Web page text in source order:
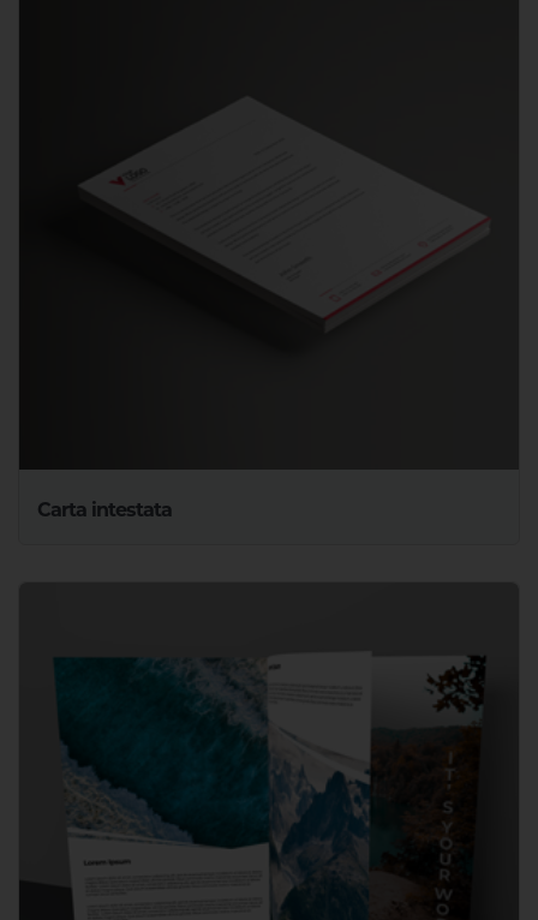
Carta intestata